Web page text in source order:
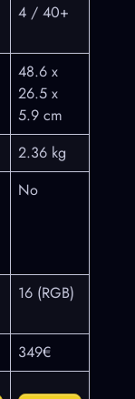
4 / 40+
48.6 x
26.5 x
5.9 cm
2.36 kg
No
16 (RGB)
349€